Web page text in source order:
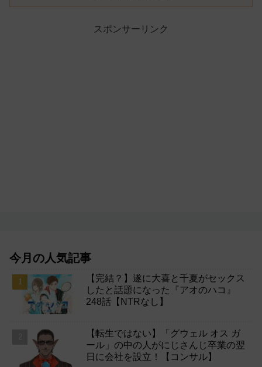
スポンサーリンク
今月の人気記事
【完結？】遂に大喜と千夏がセックス
したと話題になった『アオのハコ』
248話【NTRなし】
【転生ではない】「グウェル オス ガ
ール」の中の人がにじさんじ卒業の翌
日に会社を設立！【コンサル】